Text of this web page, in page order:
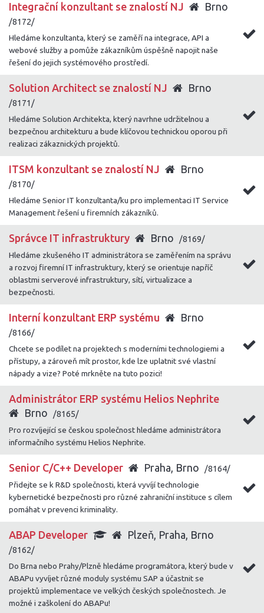
Integrační konzultant se znalostí NJ Brno
/8172/
Hledáme konzultanta, který se zaměří na integrace, API a
webové služby a pomůže zákazníkům úspěšně napojit naše
řešení do jejich systémového prostředí.
Solution Architect se znalostí NJ Brno
/8171/
Hledáme Solution Architekta, který navrhne udržitelnou a
bezpečnou architekturu a bude klíčovou technickou oporou při
realizaci zákaznických projektů.
ITSM konzultant se znalostí NJ Brno
/8170/
Hledáme Senior IT konzultanta/ku pro implementaci IT Service
Management řešení u firemních zákazníků.
Správce IT infrastruktury Brno
/8169/
Hledáme zkušeného IT administrátora se zaměřením na správu
a rozvoj firemní IT infrastruktury, který se orientuje napříč
oblastmi serverové infrastruktury, sítí, virtualizace a
bezpečnosti.
Interní konzultant ERP systému Brno
/8166/
Chcete se podílet na projektech s moderními technologiemi a
přístupy, a zároveň mít prostor, kde lze uplatnit své vlastní
nápady a vize? Poté mrkněte na tuto pozici!
Administrátor ERP systému Helios Nephrite
Brno
/8165/
Pro rozvíjející se českou společnost hledáme administrátora
informačního systému Helios Nephrite.
Senior C/C++ Developer Praha, Brno
/8164/
Přidejte se k R&D společnosti, která vyvíjí technologie
kybernetické bezpečnosti pro různé zahraniční instituce s cílem
pomáhat v prevenci kriminality.
ABAP Developer Plzeň, Praha, Brno
/8162/
Do Brna nebo Prahy/Plzně hledáme programátora, který bude v
ABAPu vyvíjet různé moduly systému SAP a účastnit se
projektů implementace ve velkých českých společnostech. Je
možné i zaškolení do ABAPu!